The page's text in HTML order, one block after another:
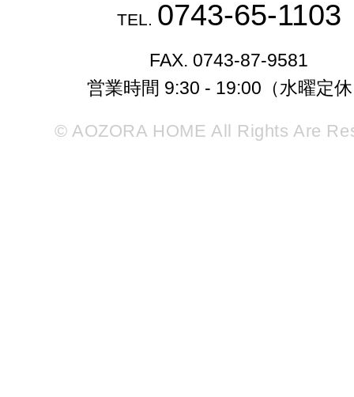
TEL. 0743-65-1103
FAX. 0743-87-9581
営業時間 9:30 - 19:00（水曜定
© AOZORA HOME All Rights Are